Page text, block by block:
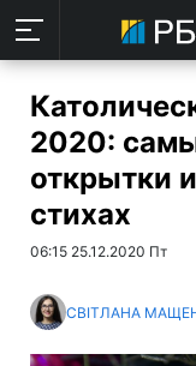
2020:
открытки
стихах
06:15 25.12.2020 Пт
СВІТЛАНА